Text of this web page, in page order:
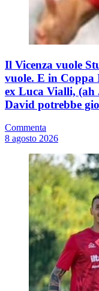
Il Vicenza vuole
vuole. E in Coppa
ex Luca Vialli,
David potrebbe
Commenta
8 agosto 2026